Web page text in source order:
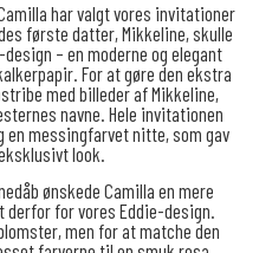
har valgt vores invitationer
første datter, Mikkeline, skulle
– en moderne og elegant
For at gøre den ekstra
med billeder af Mikkeline,
navne. Hele invitationen
en messingfarvet nitte, som gav
look.
ønskede Camilla en mere
for vores Eddie-design.
men for at matche den